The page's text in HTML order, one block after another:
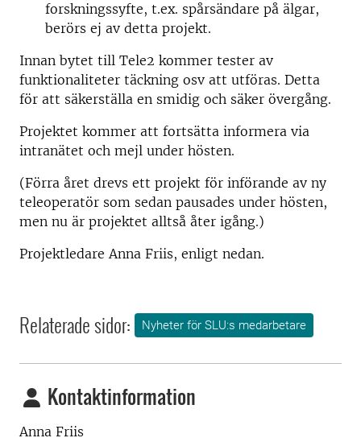
forskningssyfte, t.ex. spårsändare på älgar,
berörs ej av detta projekt.
Innan bytet till Tele2 kommer tester av
funktionaliteter täckning osv att utföras. Detta
för att säkerställa en smidig och säker övergång.
Projektet kommer att fortsätta informera via
intranätet och mejl under hösten.
(Förra året drevs ett projekt för införande av ny
teleoperatör som sedan pausades under hösten,
men nu är projektet alltså åter igång.)
Projektledare Anna Friis, enligt nedan.
Relaterade sidor: Nyheter för SLU:s medarbetare
Kontaktinformation
Anna Friis